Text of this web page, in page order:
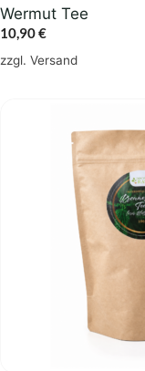
Wermut Tee
10,90€
zzgl. Versand